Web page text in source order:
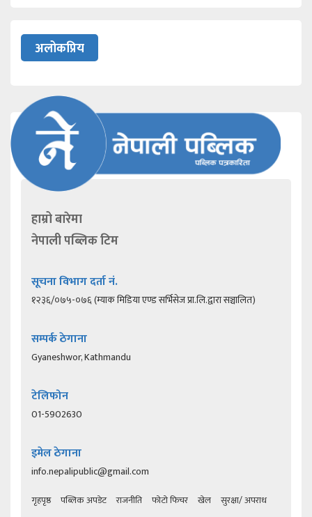
अलोकप्रिय
हाम्रो बारेमा
नेपाली पब्लिक टिम
सूचना विभाग दर्ता नं.
१२३६/०७५-०७६ (म्याक मिडिया एण्ड सर्भिसेज प्रा.लि.द्वारा सञ्चालित)
सम्पर्क ठेगाना
Gyaneshwor, Kathmandu
टेलिफोन
01-5902630
इमेल ठेगाना
info.nepalipublic@gmail.com
गृहपृष्ठ पब्लिक अपडेट राजनीति फोटो फिचर खेल
सुरक्षा/ अपराध